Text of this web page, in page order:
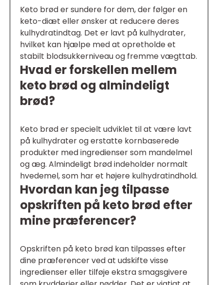
Keto brød er sundere for dem, der følger en
keto-diæt eller ønsker at reducere deres
kulhydratindtag. Det er lavt på kulhydrater,
hvilket kan hjælpe med at opretholde et
stabilt blodsukkerniveau og fremme vægttab.
Hvad er forskellen mellem
keto brød og almindeligt
brød?
Keto brød er specielt udviklet til at være lavt
på kulhydrater og erstatte kornbaserede
produkter med ingredienser som mandelmel
og æg. Almindeligt brød indeholder normalt
hvedemel, som har et højere kulhydratindhold.
Hvordan kan jeg tilpasse
opskriften på keto brød efter
mine præferencer?
Opskriften på keto brød kan tilpasses efter
dine præferencer ved at udskifte visse
ingredienser eller tilføje ekstra smagsgivere